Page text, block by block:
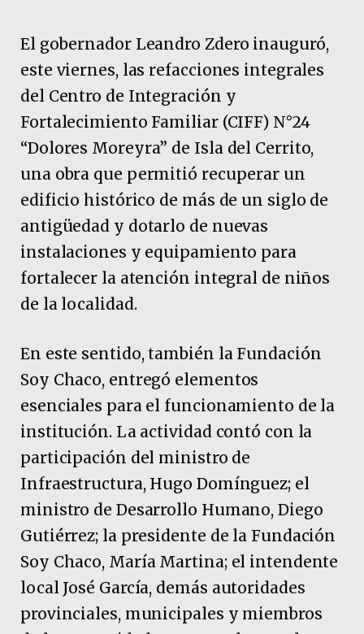
El gobernador Leandro Zdero inauguró,
este viernes, las refacciones integrales
del Centro de Integración y
Fortalecimiento Familiar (CIFF) N°24
“Dolores Moreyra” de Isla del Cerrito,
una obra que permitió recuperar un
edificio histórico de más de un siglo de
antigüedad y dotarlo de nuevas
instalaciones y equipamiento para
fortalecer la atención integral de niños
de la localidad.
En este sentido, también la Fundación
Soy Chaco, entregó elementos
esenciales para el funcionamiento de la
institución. La actividad contó con la
participación del ministro de
Infraestructura, Hugo Domínguez; el
ministro de Desarrollo Humano, Diego
Gutiérrez; la presidente de la Fundación
Soy Chaco, María Martina; el intendente
local José García, demás autoridades
provinciales, municipales y miembros